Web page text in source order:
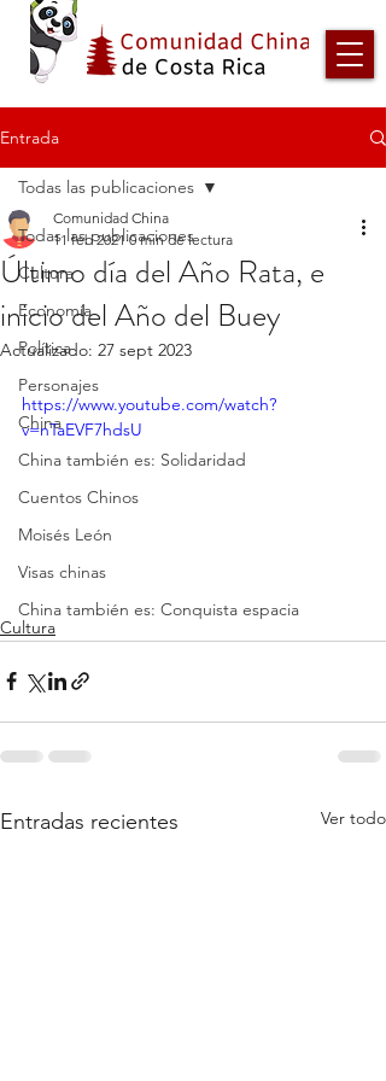
Entrada
Todas las publicaciones
Cultura
Economía
Política
Personajes
China
China también es: Solidaridad
Cuentos Chinos
Moisés León
Visas chinas
China también es: Conquista espacia
Todas las publicaciones
Último día del Año Rata, e
inicio del Año del Buey
Comunidad China
11 feb 2021 0 min de lectura
Actualizado: 27 sept 2023
https://www.youtube.com/watch?
v=nTaEVF7hdsU
Cultura
Entradas recientes Ver todo